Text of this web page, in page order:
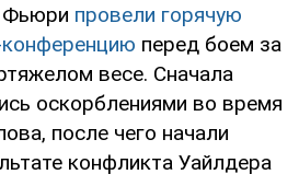
Фьюри провели горячую
перед боем за
весе. Сначала
оскорблениями во время
после чего начали
конфликта Уайлдера